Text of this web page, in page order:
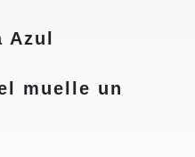
muelle un